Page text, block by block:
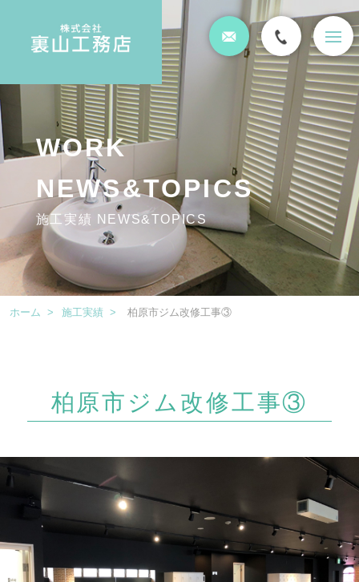
t
g
g
l
e
n
a
v
i
g
a
t
i
o
WORK
NEWS&TOPICS
施工実績 NEWS&TOPICS
ホーム > 施工実績 > 柏原市ジム改修工事③
柏原市ジム改修工事③